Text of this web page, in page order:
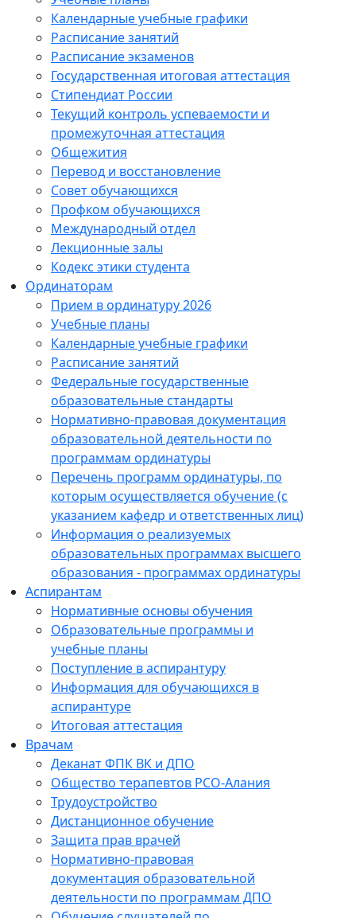
Календарные учебные графики
Расписание занятий
Расписание экзаменов
Государственная итоговая аттестация
Стипендиат России
Текущий контроль успеваемости и
промежуточная аттестация
Общежития
Перевод и восстановление
Совет обучающихся
Профком обучающихся
Международный отдел
Лекционные залы
Кодекс этики студента
Ординаторам
Прием в ординатуру 2026
Учебные планы
Календарные учебные графики
Расписание занятий
Федеральные государственные
образовательные стандарты
Нормативно-правовая документация
образовательной деятельности по
программам ординатуры
Перечень программ ординатуры, по
которым осуществляется обучение (с
указанием кафедр и ответственных лиц)
Информация о реализуемых
образовательных программах высшего
образования - программах ординатуры
Аспирантам
Нормативные основы обучения
Образовательные программы и
учебные планы
Поступление в аспирантуру
Информация для обучающихся в
аспирантуре
Итоговая аттестация
Врачам
Деканат ФПК ВК и ДПО
Общество терапевтов РСО-Алания
Трудоустройство
Дистанционное обучение
Защита прав врачей
Нормативно-правовая
документация образовательной
деятельности по программам ДПО